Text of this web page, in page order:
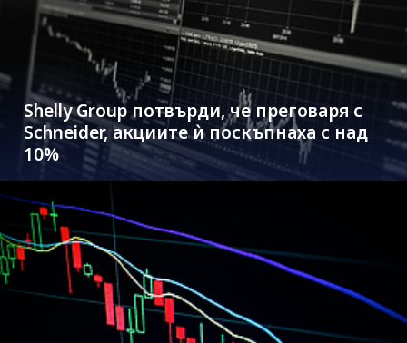
Shelly Group потвърди, че преговаря с
Schneider, акциите ѝ поскъпнаха с над
10%